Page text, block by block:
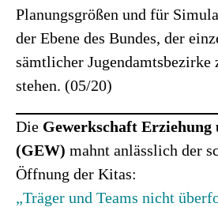
Planungsgrößen und für
der Ebene des Bundes, der
sämtlicher Jugendamtsbezirke
stehen. (05/20)
Die Gewerkschaft Erziehung
(GEW) mahnt anlässlich der
Öffnung der Kitas:
„Träger und Teams nicht